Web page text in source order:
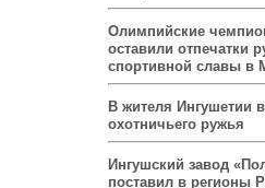
Олимпийские
оставили отпечатки
спортивной славы в
В жителя Ингушетии
охотничьего ружья
Ингушский завод
поставил в регионы